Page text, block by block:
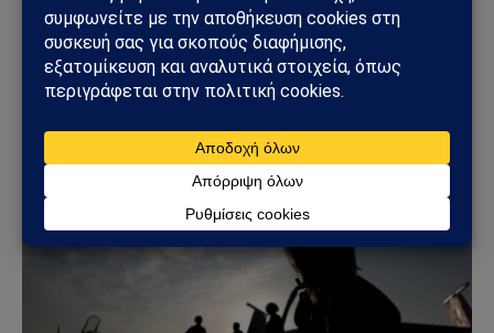
ΚΌΣΜΟΣ
Ουκρανικά drones έπληξαν τη Wildberries: Στόχος
η «καρδιά» της ρωσικής εφοδιαστικής αλυσίδας